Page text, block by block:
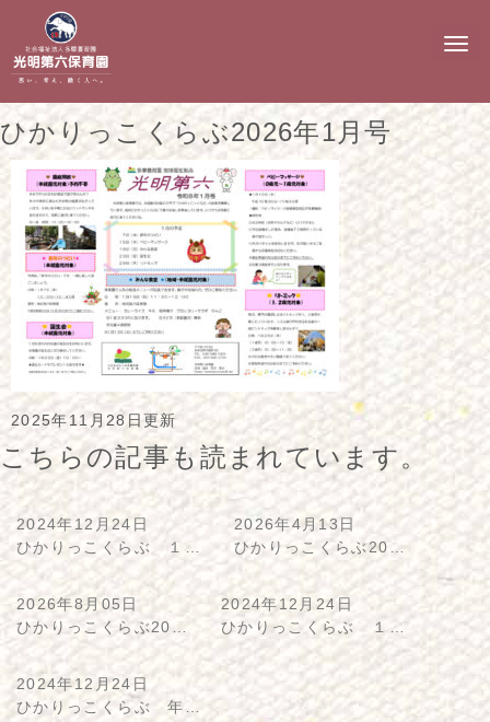
N
g
a
ひかりっこくらぶ2026年1月号
2025年11月28日更新
こちらの記事も読まれています。
2024年12月24日
ひかりっこくらぶ １…
2026年4月13日
ひかりっこくらぶ20…
2026年8月05日
ひかりっこくらぶ20…
2024年12月24日
ひかりっこくらぶ １…
2024年12月24日
ひかりっこくらぶ 年…